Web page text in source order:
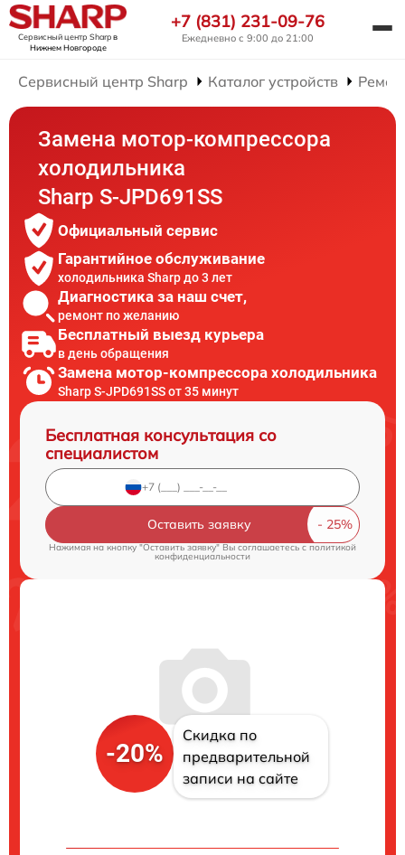
Сервисный центр Sharpв
Нижнем Новгороде
+7 (831) 231-09-76
Ежедневно с 9:00 до 21:00
Сервисный центр Sharp Каталог устройств
Замена мотор-компрессора
холодильника
Sharp S-JPD691SS
Официальный сервис
Гарантийное обслуживание
холодильника Sharp до 3 лет
Диагностика за наш счет,
ремонт по желанию
Бесплатный выезд курьера
в день обращения
Замена мотор-компрессора холодильника
Sharp S-JPD691SS от 35 минут
Бесплатная консультация со
специалистом
Оставить заявку
Нажимая на кнопку "Оставить заявку" Вы соглашаетесь cполитикой
конфиденциальности
-20%
Скидка по
предварительной
записи на сайте